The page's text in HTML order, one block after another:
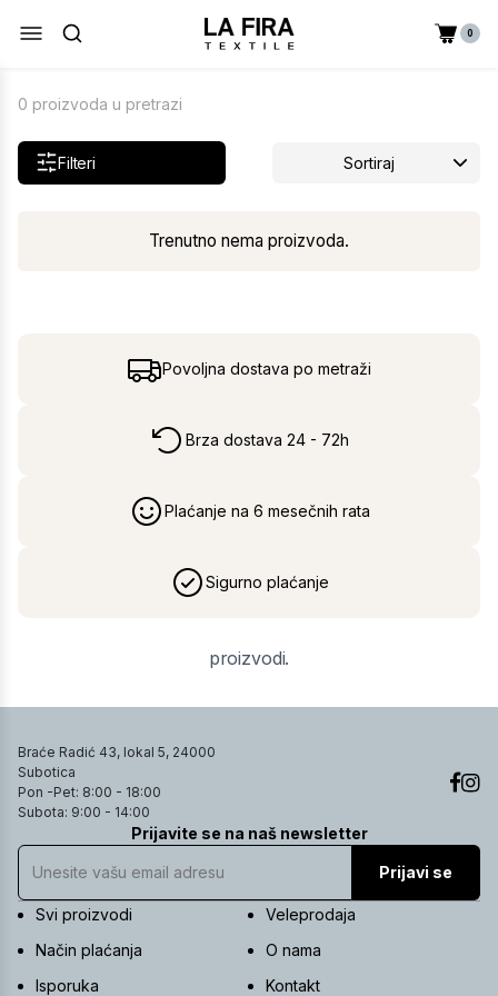
0
0 proizvoda u pretrazi
Filteri Sortiraj
Trenutno nema proizvoda.
Povoljna dostava po metraži
Brza dostava 24 - 72h
Plaćanje na 6 mesečnih rata
Sigurno plaćanje
proizvodi.
Braće Radić 43, lokal 5, 24000
Subotica
Pon -Pet: 8:00 - 18:00
Subota: 9:00 - 14:00
Prijavite se na naš newsletter
Prijavi se
Svi proizvodi
Veleprodaja
Način plaćanja
O nama
Isporuka
Kontakt